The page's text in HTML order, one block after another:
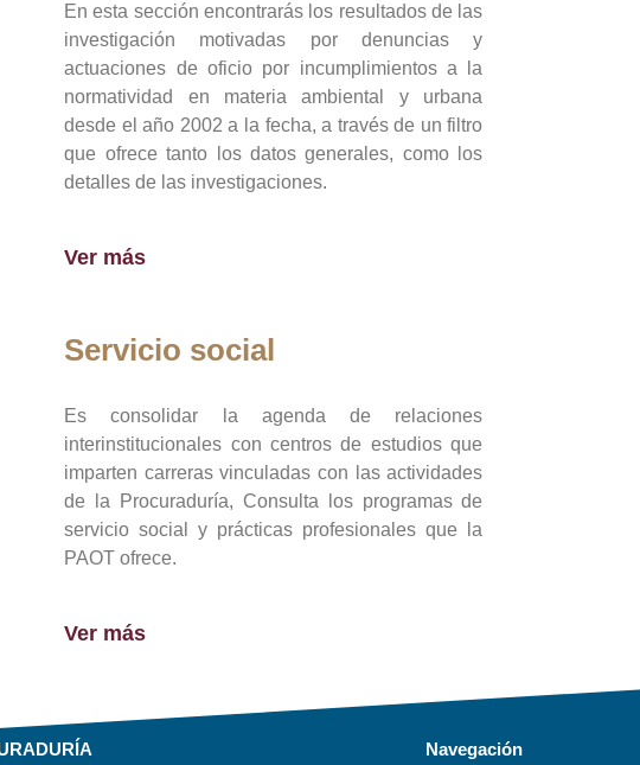
En esta sección encontrarás los resultados de las
investigación motivadas por denuncias y
actuaciones de oficio por incumplimientos a la
normatividad en materia ambiental y urbana
desde el año 2002 a la fecha, a través de un filtro
que ofrece tanto los datos generales, como los
detalles de las investigaciones.
Ver más
Servicio social
Es consolidar la agenda de relaciones
interinstitucionales con centros de estudios que
imparten carreras vinculadas con las actividades
de la Procuraduría, Consulta los programas de
servicio social y prácticas profesionales que la
PAOT ofrece.
Ver más
Navegación